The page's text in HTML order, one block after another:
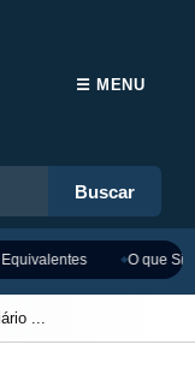
Buscar
☰ MENU
O que
...